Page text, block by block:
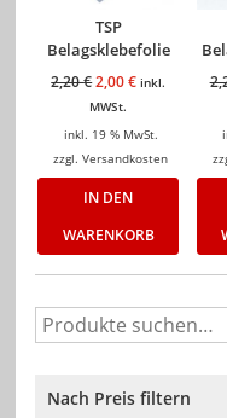
TSP
Belagsklebefolie
2,20€2,00€ inkl.
MWSt.
inkl. 19 % MwSt.
zzgl.Versandkosten
IN DEN
WARENKORB
Nach Preis filtern